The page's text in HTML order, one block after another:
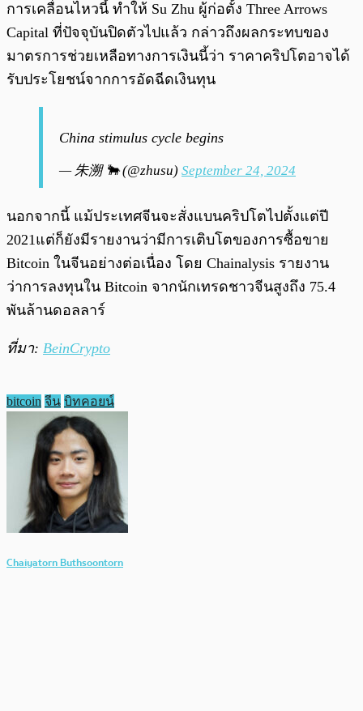
การเคลื่อนไหวนี้ ทำให้ Su Zhu ผู้ก่อตั้ง Three Arrows
Capital ที่ปัจจุบันปิดตัวไปแล้ว กล่าวถึงผลกระทบของ
มาตรการช่วยเหลือทางการเงินนี้ว่า ราคาคริปโตอาจได้
รับประโยชน์จากการอัดฉีดเงินทุน
China stimulus cycle begins
— 朱溯 🐂 (@zhusu) September 24, 2024
นอกจากนี้ แม้ประเทศจีนจะสั่งแบนคริปโตไปตั้งแต่ปี
2021แต่ก็ยังมีรายงานว่ามีการเติบโตของการซื้อขาย
Bitcoin ในจีนอย่างต่อเนื่อง โดย Chainalysis รายงาน
ว่าการลงทุนใน Bitcoin จากนักเทรดชาวจีนสูงถึง 75.4
พันล้านดอลลาร์
ที่มา: BeinCrypto
bitcoin จีน บิทคอยน์
Chaiyatorn Buthsoontorn